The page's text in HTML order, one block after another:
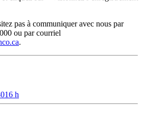
pas à communiquer avec nous par
ou par courriel
.
16 h